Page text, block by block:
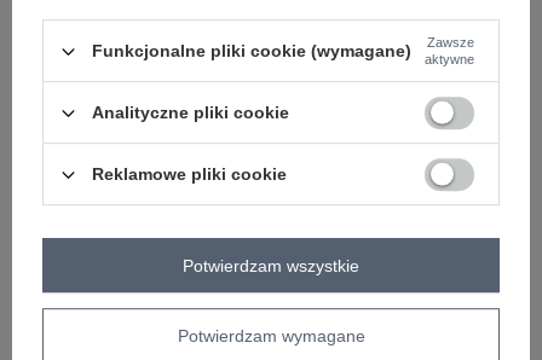
ZALOGUJ SIĘ I ZOBACZ CENĘ
skład materiału : 88% wiskoza, 12% nylon
sposób prania : pranie w pralce w 30°C
Funkcjonalne pliki cookie (wymagane)
Zawsze
aktywne
Analityczne pliki cookie
Reklamowe pliki cookie
Potwierdzam wymagane
Potwierdzam wszystkie